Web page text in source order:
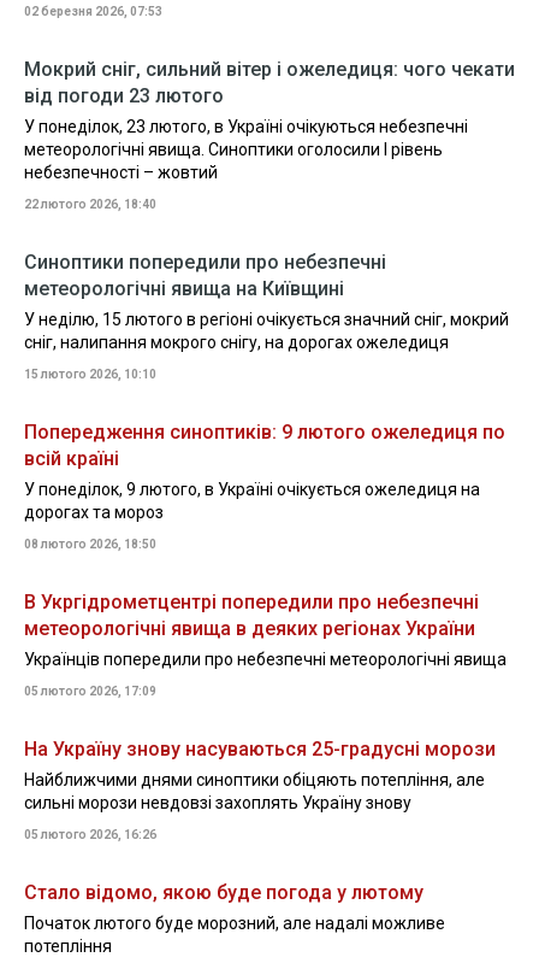
02 березня 2026, 07:53
Мокрий сніг, сильний вітер і ожеледиця: чого чекати
від погоди 23 лютого
У понеділок, 23 лютого, в Україні очікуються небезпечні
метеорологічні явища. Синоптики оголосили І рівень
небезпечності – жовтий
22 лютого 2026, 18:40
Синоптики попередили про небезпечні
метеорологічні явища на Київщині
У неділю, 15 лютого в регіоні очікується значний сніг, мокрий
сніг, налипання мокрого снігу, на дорогах ожеледиця
15 лютого 2026, 10:10
Попередження синоптиків: 9 лютого ожеледиця по
всій країні
У понеділок, 9 лютого, в Україні очікується ожеледиця на
дорогах та мороз
08 лютого 2026, 18:50
В Укргідрометцентрі попередили про небезпечні
метеорологічні явища в деяких регіонах України
Українців попередили про небезпечні метеорологічні явища
05 лютого 2026, 17:09
На Україну знову насуваються 25-градусні морози
Найближчими днями синоптики обіцяють потепління, але
сильні морози невдовзі захоплять Україну знову
05 лютого 2026, 16:26
Стало відомо, якою буде погода у лютому
Початок лютого буде морозний, але надалі можливе
потепління